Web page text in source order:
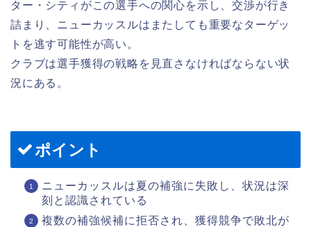
ター・シティがこの選手への関心を示し、交渉が行き
詰まり、ニューカッスルはまたしても重要なターゲッ
トを逃す可能性が高い。
クラブは選手獲得の戦略を見直さなければならない状
況にある。
ポイント
ニューカッスルは夏の補強に失敗し、状況は深
刻と認識されている
複数の補強候補に拒否され、獲得競争で敗北が